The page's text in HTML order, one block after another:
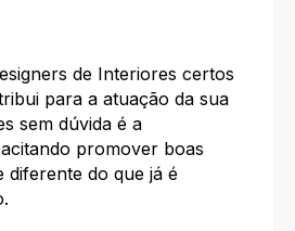
de Interiores certos
para a atuação da sua
sem dúvida é a
promover boas
diferente do que já é